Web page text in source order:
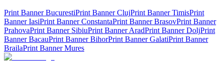
Print BannerBucurestiPrint BannerClujPrint BannerTimisPrint
BannerIasiPrint BannerConstantaPrint BannerBrasovPrint Banner
PrahovaPrint Banner SibiuPrint BannerAradPrint BannerDoljPrint
BannerBacauPrint BannerBihorPrint BannerGalatiPrint Banner
BrailaPrint BannerMures